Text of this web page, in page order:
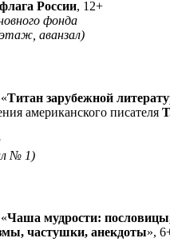
России, 12+
фонда
аванзал)
Титан зарубежной
американского писателя
№ 1)
Чаша мудрости:
частушки, анекдоты»,